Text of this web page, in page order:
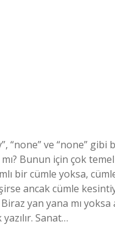
“none” ve “none”
Bunun için çok
bir cümle yoksa,
ancak cümle
yan yana mı yoksa
Sanat…